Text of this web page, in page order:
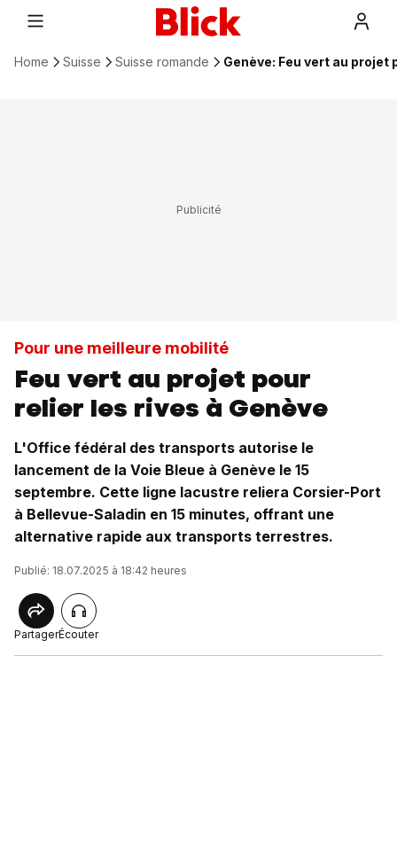
Home Suisse Suisse romande Genève: Feu vert au projet
Pour une meilleure mobilité
Feu vert au projet pour
relier les rives à Genève
L'Office fédéral des transports autorise le
lancement de la Voie Bleue à Genève le 15
septembre. Cette ligne lacustre reliera Corsier-Port
à Bellevue-Saladin en 15 minutes, offrant une
alternative rapide aux transports terrestres.
Publié: 18.07.2025 à 18:42 heures
PartagerÉcouter